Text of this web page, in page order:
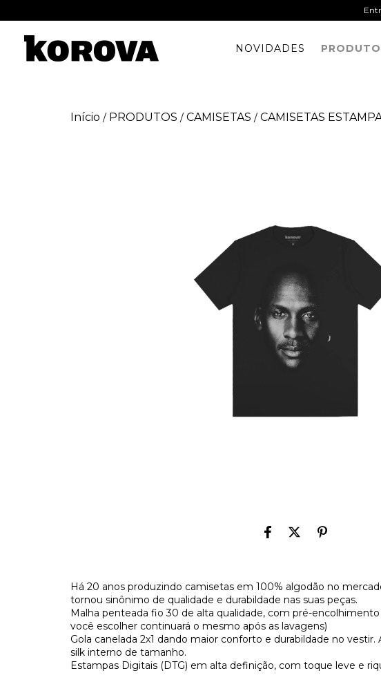
NOVIDADES
Início / PRODUTOS / CAMISETAS / CAMISETAS
Há 20 anos produzindo camisetas em 100% algodão no
tornou sinônimo de qualidade e durabildade nas suas peças.
Malha penteada fio 30 de alta qualidade, com pré-
você escolher continuará o mesmo após as lavagens)
Gola canelada 2x1 dando maior conforto e durabildade no
silk interno de tamanho.
Estampas Digitais (DTG) em alta definição, com toque leve e